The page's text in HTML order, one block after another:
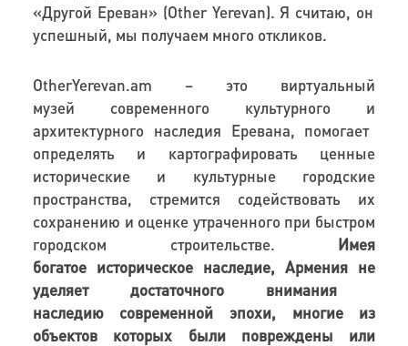
«Другой Ереван» (Other Yerevan). Я считаю, он
успешный, мы получаем много откликов.
OtherYerevan.am – это виртуальный
музей современного культурного и
архитектурного наследия Еревана, помогает
определять и картографировать ценные
исторические и культурные городские
пространства, стремится содействовать их
сохранению и оценке утраченногопри быстром
городском строительстве. Имея
богатоеисторическое наследие, Армения не
уделяет достаточноговнимания
наследиюсовременной эпохи, многие из
объектов которых были повреждены или